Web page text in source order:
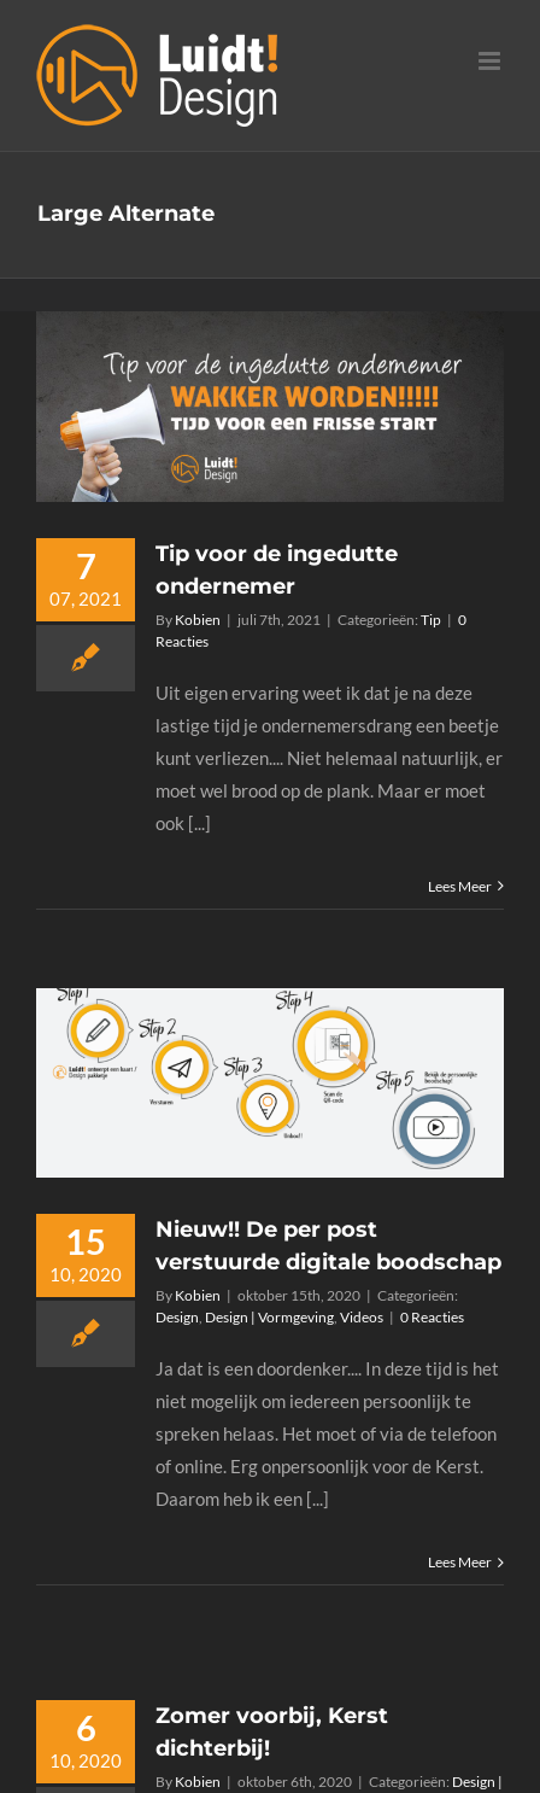
inhoud
Large Alternate
7
07, 2021
Tip voor de ingedutte
ondernemer
By Kobien | juli 7th, 2021 | Categorieën: Tip | 0
Reacties
Uit eigen ervaring weet ik dat je na deze
lastige tijd je ondernemersdrang een beetje
kunt verliezen.... Niet helemaal natuurlijk, er
moet wel brood op de plank. Maar er moet
ook [...]
Lees Meer
15
10, 2020
Nieuw!! De per post
verstuurde digitale boodschap
By Kobien | oktober 15th, 2020 | Categorieën:
Design, Design | Vormgeving, Videos | 0 Reacties
Ja dat is een doordenker.... In deze tijd is het
niet mogelijk om iedereen persoonlijk te
spreken helaas. Het moet of via de telefoon
of online. Erg onpersoonlijk voor de Kerst.
Daarom heb ik een [...]
Lees Meer
6
10, 2020
Zomer voorbij, Kerst
dichterbij!
By Kobien | oktober 6th, 2020 | Categorieën: Design |